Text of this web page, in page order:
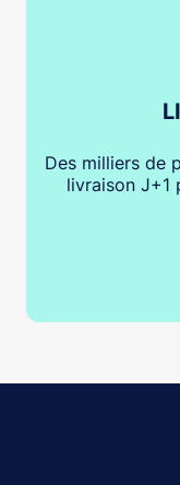
Des milliers de
livraison J+1